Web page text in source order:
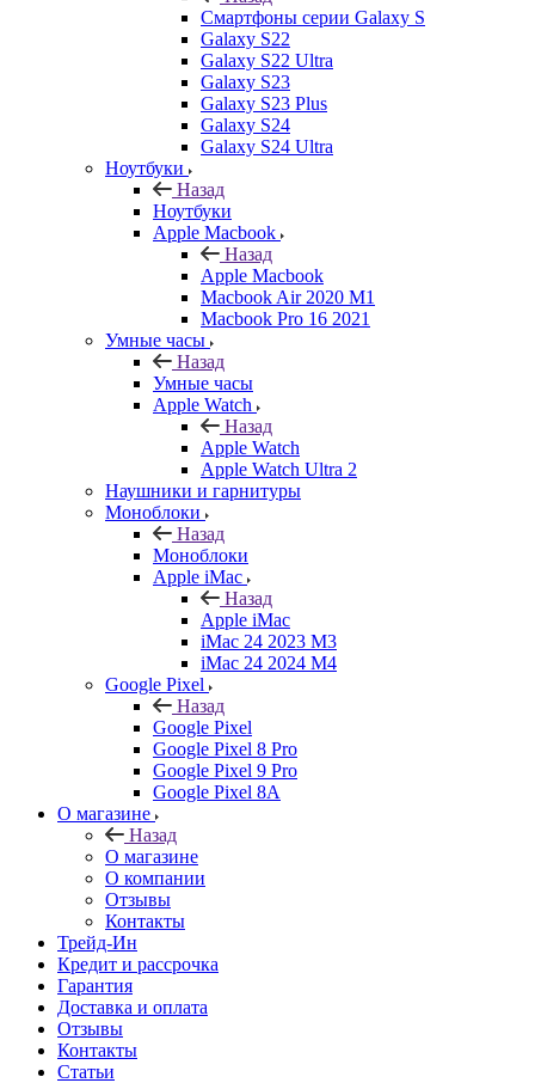
Смартфоны серии Galaxy S
Galaxy S22
Galaxy S22 Ultra
Galaxy S23
Galaxy S23 Plus
Galaxy S24
Galaxy S24 Ultra
Ноутбуки
Назад
Ноутбуки
Apple Macbook
Назад
Apple Macbook
Macbook Air 2020 M1
Macbook Pro 16 2021
Умные часы
Назад
Умные часы
Apple Watch
Назад
Apple Watch
Apple Watch Ultra 2
Наушники и гарнитуры
Моноблоки
Назад
Моноблоки
Apple iMac
Назад
Apple iMac
iMac 24 2023 M3
iMac 24 2024 M4
Google Pixel
Назад
Google Pixel
Google Pixel 8 Pro
Google Pixel 9 Pro
Google Pixel 8A
О магазине
Назад
О магазине
О компании
Отзывы
Контакты
Трейд-Ин
Кредит и рассрочка
Гарантия
Доставка и оплата
Отзывы
Контакты
Статьи